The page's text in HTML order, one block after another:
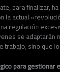
para finalizar,
la actual
regulación
se adaptarán
trabajo, sino que
para gestionar